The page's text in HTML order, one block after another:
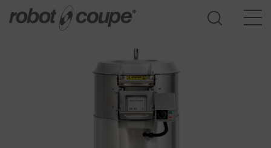
Přístup do průvodce výběrem